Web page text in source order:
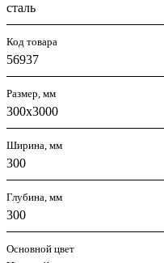
сталь
Код товара
56937
Размер, мм
300x3000
Ширина, мм
300
Глубина, мм
300
Основной цвет